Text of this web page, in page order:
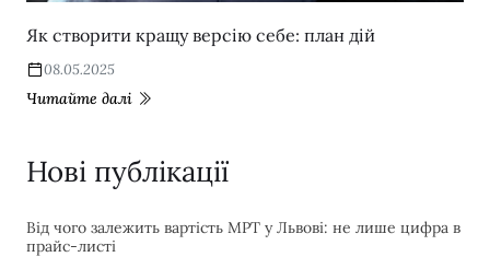
Як створити кращу версію себе: план дій
08.05.2025
Читайте далі
Нові публікації
Від чого залежить вартість МРТ у Львові: не лише цифра в
прайс-листі